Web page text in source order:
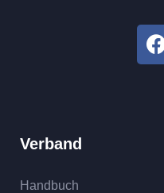
Verband
Handbuch